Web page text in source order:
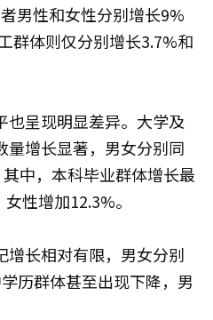
男性和女性分别增长9%
群体则仅分别增长3.7%和
也呈现明显差异。大学及
量增长显著，男女分别同
中，本科毕业群体增长最
性增加12.3%。
增长相对有限，男女分别
历群体甚至出现下降，男